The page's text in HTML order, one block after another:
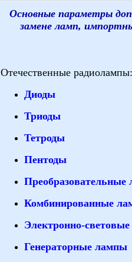
Основные параметры
замене ламп,
Отечественные радиолампы:
Диоды
Триоды
Тетроды
Пентоды
Преобразовательные
Комбинированные
Электронно-
Генераторные лампы